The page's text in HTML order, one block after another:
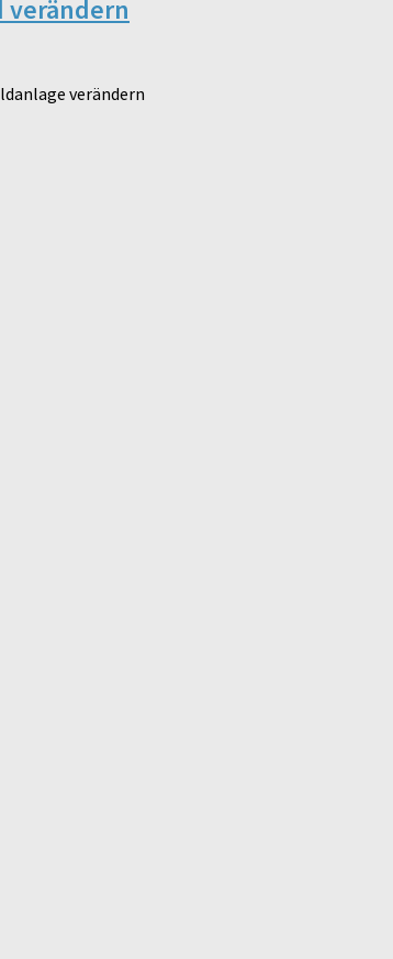
verändern
verändern